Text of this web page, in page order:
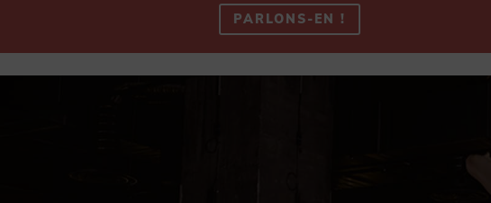
PARLONS-EN !